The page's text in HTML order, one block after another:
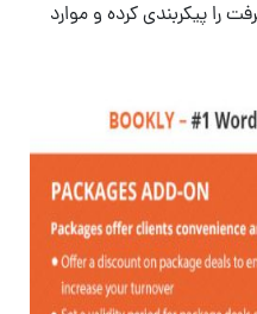
را پیکربندی کرده و موارد